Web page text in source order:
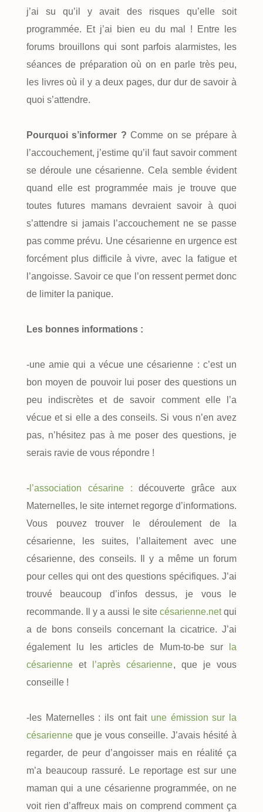
j’ai su qu’il y avait des risques qu’elle soit
programmée. Et j’ai bien eu du mal ! Entre les
forums brouillons qui sont parfois alarmistes, les
séances de préparation où on en parle très peu,
les livres où il y a deux pages, dur dur de savoir à
quoi s’attendre.
Pourquoi s’informer ?Comme on se prépare à
l’accouchement, j’estime qu’il faut savoir comment
se déroule une césarienne. Cela semble évident
quand elle est programmée mais je trouve que
toutes futures mamans devraient savoir à quoi
s’attendre si jamais l’accouchement ne se passe
pas comme prévu. Une césarienne en urgence est
forcément plus difficile à vivre, avec la fatigue et
l’angoisse. Savoir ce que l’on ressent permet donc
de limiter la panique.
Les bonnes informations :
-une amie qui a vécue une césarienne : c’est un
bon moyen de pouvoir lui poser des questions un
peu indiscrètes et de savoir comment elle l’a
vécue et si elle a des conseils. Si vous n’en avez
pas, n’hésitez pas à me poser des questions, je
serais ravie de vous répondre !
-l’association césarine : découverte grâce aux
Maternelles, le site internet regorge d’informations.
Vous pouvez trouver le déroulement de la
césarienne, les suites, l’allaitement avec une
césarienne, des conseils. Il y a même un forum
pour celles qui ont des questions spécifiques. J’ai
trouvé beaucoup d’infos dessus, je vous le
recommande. Il y a aussi le sitecésarienne.netqui
a de bons conseils concernant la cicatrice. J’ai
également lu les articles de Mum-to-be sur la
césarienneet l’après césarienne, que je vous
conseille !
-les Maternelles : ils ont fait une émission sur la
césarienneque je vous conseille. J’avais hésité à
regarder, de peur d’angoisser mais en réalité ça
m’a beaucoup rassuré. Le reportage est sur une
maman qui a une césarienne programmée, on ne
voit rien d’affreux mais on comprend comment ça